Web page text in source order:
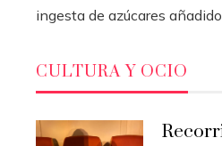
ingesta de azúcares
CULTURA Y OCIO